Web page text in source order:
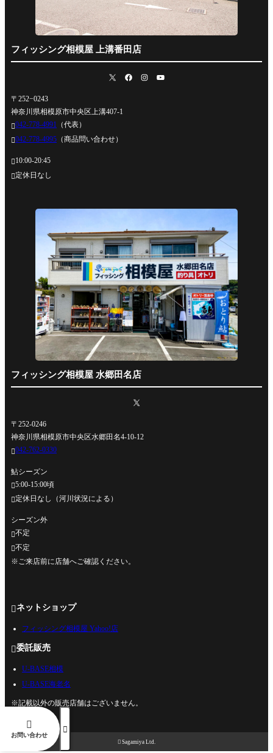
フィッシング相模屋 上溝番田店
〒252−0243
神奈川県相模原市中央区上溝407-1
042-778-4991 （代表）
042-778-4995 （商品問い合わせ）
10:00-20:45
定休日なし
フィッシング相模屋 水郷田名店
〒252-0246
神奈川県相模原市中央区水郷田名4-10-12
042-762-0330
鮎シーズン
5:00-15:00頃
定休日なし（河川状況による）
シーズン外
不定
不定
※ご来店前に店舗へご確認ください。
ネットショップ
フィッシング相模屋 Yahoo!店
委託販売
U-BASE相模
U-BASE海老名
※記載以外の販売店舗はございません。
 Sagamiya Ltd.

お問い合わせ
